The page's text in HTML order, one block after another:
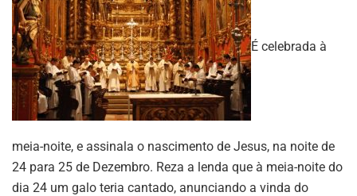
É celebrada à
meia-noite, e assinala o nascimento de Jesus, na noite de
24 para 25 de Dezembro. Reza a lenda que à meia-noite do
dia 24 um galo teria cantado, anunciando a vinda do